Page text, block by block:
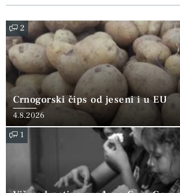
2
Crnogorski čips od jeseni i u EU
4.8.2026
1